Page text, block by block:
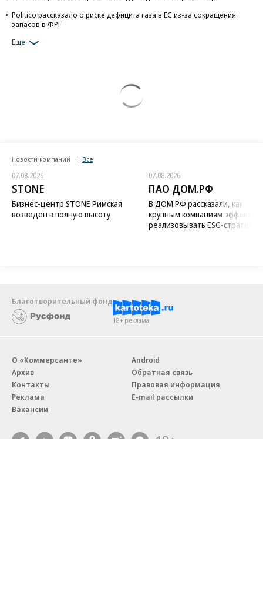
Politico рассказало о риске дефицита газа в ЕС из-за сокращения
запасов в ФРГ
Еще
Новости компаний Все
07.08.2026
STONE
Бизнес-центр STONE Римская
возведен в полную высоту
07.08.2026
ПАО ДОМ.РФ
В ДОМ.РФ рассказали, как
крупным компаниям
реализовывать ESG-стратегию
Благотворительный фонд
18+ реклама
О «Коммерсанте»
Архив
Контакты
Реклама
Вакансии
Android
Обратная связь
Правовая информация
E-mail рассылки
18+